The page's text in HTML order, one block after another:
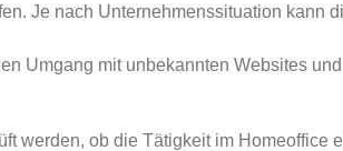
Je nach Unternehmenssituation kann
Um­gang mit unbekannten Websites
wer­den, ob die Tätigkeit im